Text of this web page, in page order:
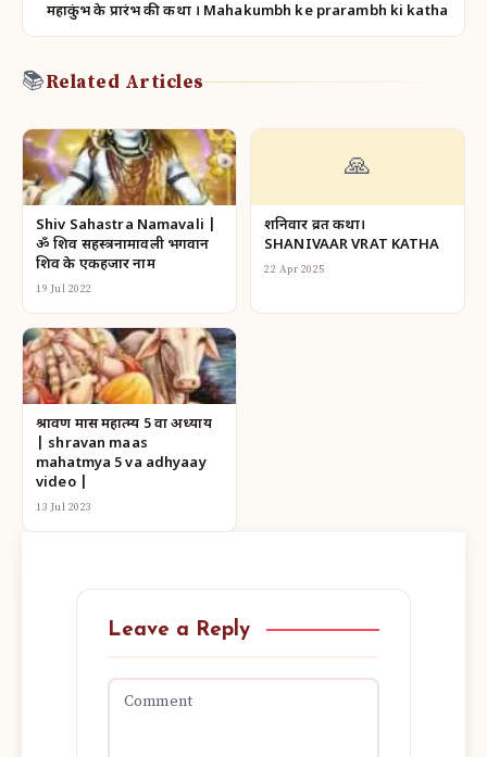
महाकुंभ के प्रारंभ की कथा । Mahakumbh ke prarambh ki katha
📚Related Articles
Shiv Sahastra Namavali |
ॐ शिव सहस्त्रनामावली भगवान
शिव के एकहजार नाम
19 Jul 2022
🙏
शनिवार व्रत कथा।
SHANIVAAR VRAT KATHA
22 Apr 2025
श्रावण मास महात्म्य 5 वा अध्याय
| shravan maas
mahatmya 5 va adhyaay
video |
13 Jul 2023
Leave a Reply